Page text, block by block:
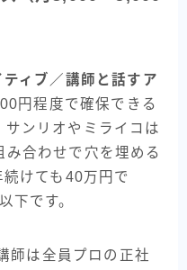
ティブ／講師と話すア
円程度で確保できる
ンリオやミライコは
合わせで穴を埋める
けても40万円で
下です。
師は全員プロの正社